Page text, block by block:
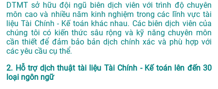
DTMT sở hữu đội ngũ biên dịch viên với trình độ chuyên
môn cao và nhiều năm kinh nghiệm trong các lĩnh vực tài
liệu Tài Chính - Kế toán khác nhau. Các biên dịch viên của
chúng tôi có kiến thức sâu rộng và kỹ năng chuyên môn
cần thiết để đảm bảo bản dịch chính xác và phù hợp với
các yêu cầu cụ thể.
2. Hỗ trợ dịch thuật tài liệu Tài Chính - Kế toán lên đến 30
loại ngôn ngữ